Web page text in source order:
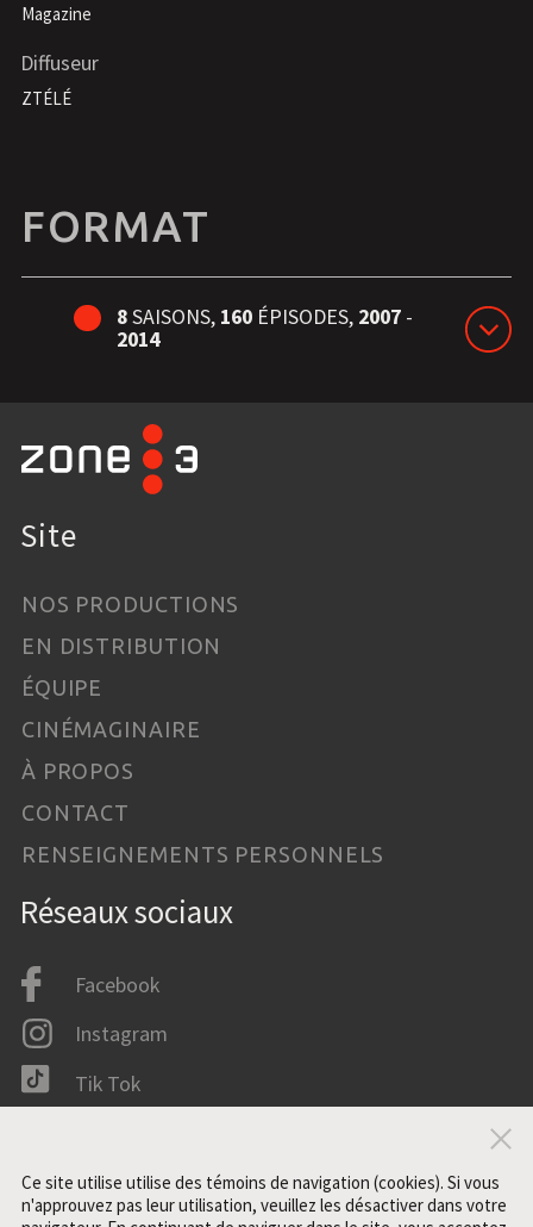
Magazine
Diffuseur
ZTÉLÉ
FORMAT
8SAISONS, 160 ÉPISODES, 2007-
2014
Site
NOS PRODUCTIONS
EN DISTRIBUTION
ÉQUIPE
CINÉMAGINAIRE
À PROPOS
CONTACT
RENSEIGNEMENTS PERSONNELS
Réseaux sociaux
Facebook
Instagram
Tik Tok
IMDB
Ce site utilise utilise des témoins de navigation (cookies). Si vous
n'approuvez pas leur utilisation, veuillez les désactiver dans votre